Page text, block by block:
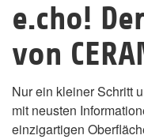
e.cho!
von
Nur ein kleiner Schritt
mit neusten
einzigartigen